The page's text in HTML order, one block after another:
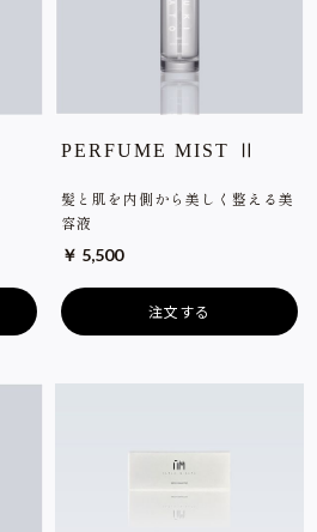
PERFUME MIST Ⅱ
髪と肌を内側から美しく整える美
容液
￥ 5,500
注文する